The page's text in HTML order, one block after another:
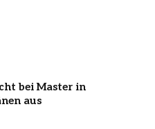
bei Master in
aus